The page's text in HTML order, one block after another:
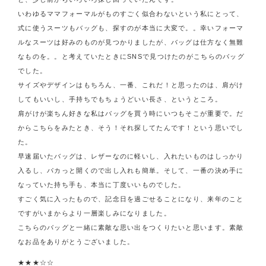
いわゆるママフォーマルがものすごく似合わないという私にとって、
式に使うスーツもバッグも、探すのが本当に大変で。。幸いフォーマ
ルなスーツは好みのものが見つかりましたが、バッグは仕方なく無難
なものを。。と考えていたときにSNSで見つけたのがこちらのバッグ
でした。
サイズやデザインはもちろん、一番、これだ！と思ったのは、肩がけ
してもいいし、手持ちでもちょうどいい長さ、というところ。
肩がけが楽ちん好きな私はバッグを買う時にいつもそこが重要で。だ
からこちらをみたとき、そう！それ探してたんです！という思いでし
た。
早速届いたバッグは、レザーなのに軽いし、入れたいものはしっかり
入るし、パカっと開くので出し入れも簡単。そして、一番の決め手に
なっていた持ち手も、本当に丁度いいものでした。
すごく気に入ったもので、記念日を過ごせることになり、来年のこと
ですがいまからより一層楽しみになりました。
こちらのバッグと一緒に素敵な思い出をつくりたいと思います。素敵
なお品をありがとうございました。
★★★☆☆